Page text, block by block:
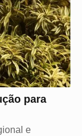
para
e